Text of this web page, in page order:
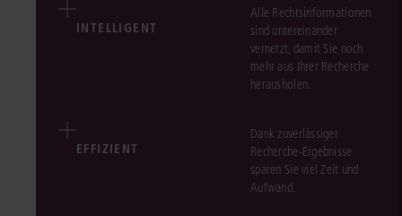
INTELLIGENT
Alle Rechtsinformationen
sind untereinander
vernetzt, damit Sie noch
mehr aus Ihrer Recherche
herausholen.
EFFIZIENT
Dank zuverlässiger
Recherche-Ergebnisse
sparen Sie viel Zeit und
Aufwand.